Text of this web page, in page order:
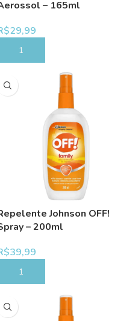
– 165ml
29,99
COMPRAR
Johnson OFF!
– 200ml
39,99
COMPRAR